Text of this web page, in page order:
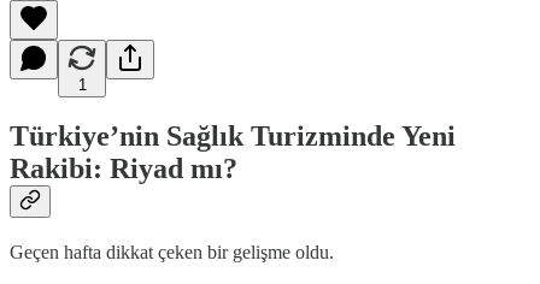
1
Türkiye’nin Sağlık Turizminde Yeni
Rakibi: Riyad mı?
Geçen hafta dikkat çeken bir gelişme oldu.